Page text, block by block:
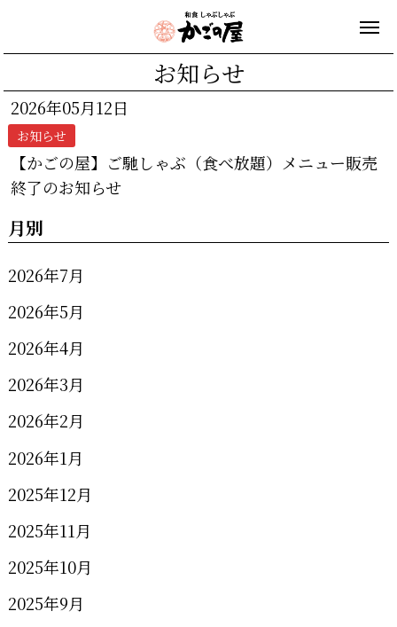
お知らせ
2026年05月12日
お知らせ
【かごの屋】ご馳しゃぶ（食べ放題）メニュー販売
終了のお知らせ
月別
2026年7月
2026年5月
2026年4月
2026年3月
2026年2月
2026年1月
2025年12月
2025年11月
2025年10月
2025年9月